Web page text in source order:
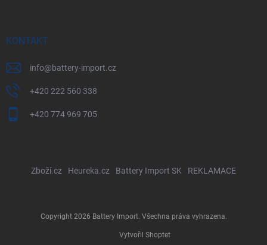
KONTAKT
info@battery-import.cz
+420 222 560 338
+420 774 969 705
Zboží.cz Heureka.cz Battery Import SK REKLAMACE
Vytvořil Shoptet
Copyright 2026 Battery Import. Všechna práva vyhrazena.